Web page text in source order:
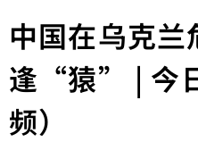
中国在乌克
逢“猿” | 今
频）